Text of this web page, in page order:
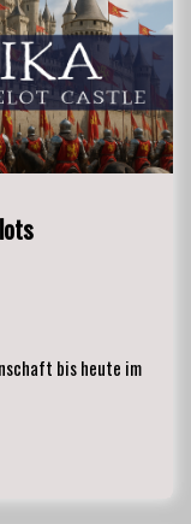
bis heute im